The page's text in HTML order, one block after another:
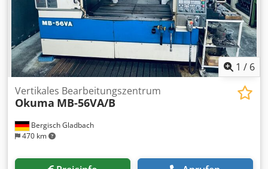
1 / 6
Bergisch Gladbach
470 km
Vertikales Bearbeitungszentrum
Okuma MB-56VA/B